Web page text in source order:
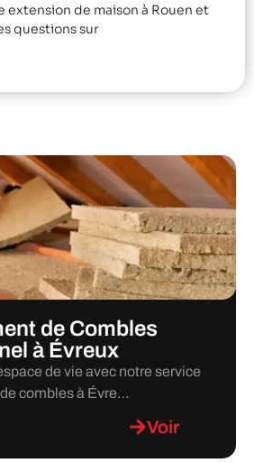
extension de maison à Rouen et
questions sur
de Combles
à Évreux
de vie avec notre service
combles à Évre…
Voir